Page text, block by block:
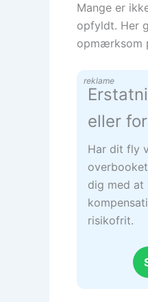
Mange er
opfyldt. Her
opmærksom
reklame
eller
Har dit fly
dig med
risikofrit.